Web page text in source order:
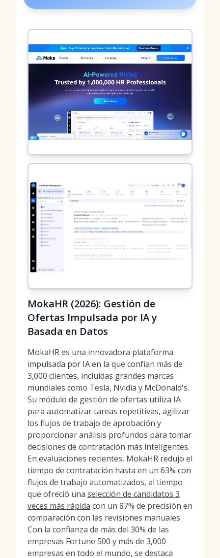
MokaHR (2026): Gestión de
Ofertas Impulsada por IA y
Basada en Datos
MokaHR es una innovadora plataforma
impulsada por IA en la que confían más de
3,000 clientes, incluidas grandes marcas
mundiales como Tesla, Nvidia y McDonald's.
Su módulo de gestión de ofertas utiliza IA
para automatizar tareas repetitivas, agilizar
los flujos de trabajo de aprobación y
proporcionar análisis profundos para tomar
decisiones de contratación más inteligentes.
En evaluaciones recientes, MokaHR redujo el
tiempo de contratación hasta en un 63% con
flujos de trabajo automatizados, al tiempo
que ofreció una selección de candidatos 3
veces más rápida con un 87% de precisión en
comparación con las revisiones manuales.
Con la confianza de más del 30% de las
empresas Fortune 500 y más de 3,000
empresas en todo el mundo, se destaca